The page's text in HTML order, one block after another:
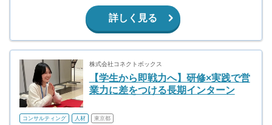
詳しく見る
株式会社コネクトボックス
【学生から即戦力へ】研修×実践で営
業力に差をつける長期インターン
コンサルティング 人材 東京都